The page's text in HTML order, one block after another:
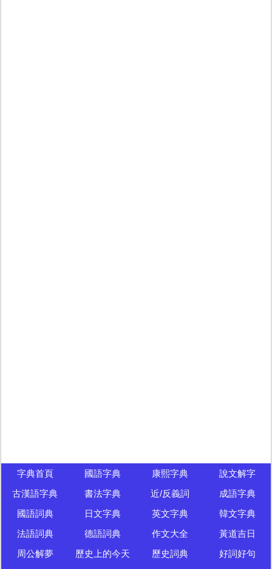
字典首頁 國語字典 康熙字典
說文解字
古漢語字典
書法字典 近/反義詞
成語字典
國語詞典
日文字典 英文字典
韓文字典
法語詞典
德語詞典 作文大全
黃道吉日
周公解夢
歷史上的今天 歷史詞典
好詞好句